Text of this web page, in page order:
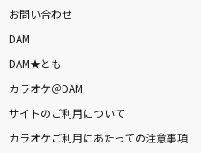
お問い合わせ
DAM
DAM★とも
カラオケ＠DAM
サイトのご利用について
カラオケご利用にあたっての注意事項